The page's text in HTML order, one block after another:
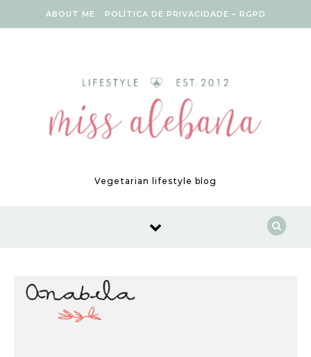
ABOUT ME POLÍTICA DE PRIVACIDADE – RGPD
Vegetarian lifestyle blog